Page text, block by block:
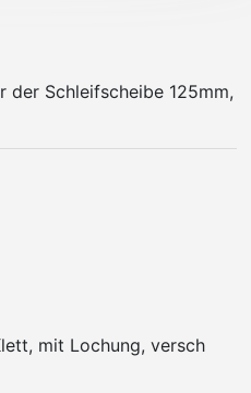
der Schleifscheibe 125mm,
mit Lochung, versch